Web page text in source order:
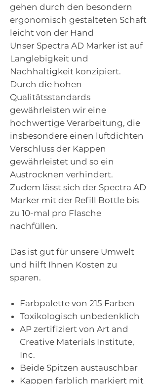
gehen durch den besondern
ergonomisch gestalteten Schaft
leicht von der Hand
Unser Spectra AD Marker ist auf
Langlebigkeit und
Nachhaltigkeit konzipiert.
Durch die hohen
Qualitätsstandards
gewährleisten wir eine
hochwertige Verarbeitung, die
insbesondere einen luftdichten
Verschluss der Kappen
gewährleistet und so ein
Austrocknen verhindert.
Zudem lässt sich der Spectra AD
Marker mit der Refill Bottle bis
zu 10-mal pro Flasche
nachfüllen.
Das ist gut für unsere Umwelt
und hilft Ihnen Kosten zu
sparen.
Farbpalette von 215 Farben
Toxikologisch unbedenklich
AP zertifiziert von Art and
Creative Materials Institute,
Inc.
Beide Spitzen austauschbar
Kappen farblich markiert mit